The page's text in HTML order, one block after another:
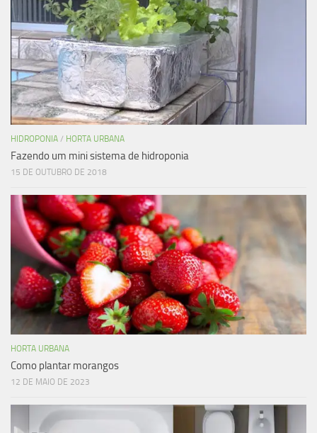
HIDROPONIA / HORTA URBANA
Fazendo um mini sistema de hidroponia
15 DE OUTUBRO DE 2018
HORTA URBANA
Como plantar morangos
12 DE MAIO DE 2023